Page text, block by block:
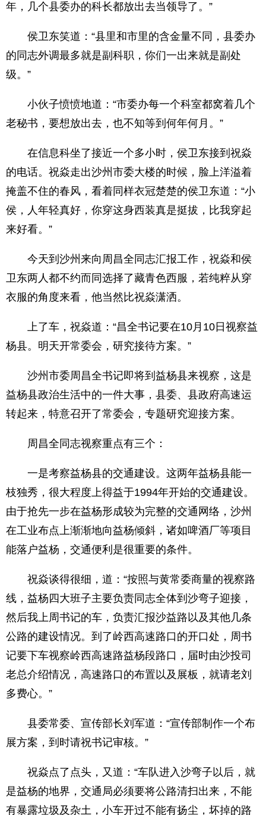
年，几个县委办的科长都放出去当领导了。”
侯卫东笑道：“县里和市里的含金量不同，县委办
的同志外调最多就是副科职，你们一出来就是副处
级。”
小伙子愤愤地道：“市委办每一个科室都窝着几个
老秘书，要想放出去，也不知等到何年何月。”
在信息科坐了接近一个多小时，侯卫东接到祝焱
的电话。祝焱走出沙州市委大楼的时候，脸上洋溢着
掩盖不住的春风，看着同样衣冠楚楚的侯卫东道：“小
侯，人年轻真好，你穿这身西装真是挺拔，比我穿起
来好看。”
今天到沙州来向周昌全同志汇报工作，祝焱和侯
卫东两人都不约而同选择了藏青色西服，若纯粹从穿
衣服的角度来看，他当然比祝焱潇洒。
上了车，祝焱道：“昌全书记要在10月10日视察益
杨县。明天开常委会，研究接待方案。”
沙州市委周昌全书记即将到益杨县来视察，这是
益杨县政治生活中的一件大事，县委、县政府高速运
转起来，特意召开了常委会，专题研究迎接方案。
周昌全同志视察重点有三个：
一是考察益杨县的交通建设。这两年益杨县能一
枝独秀，很大程度上得益于1994年开始的交通建设。
由于抢先一步在益杨形成较为完整的交通网络，沙州
在工业布点上渐渐地向益杨倾斜，诸如啤酒厂等项目
能落户益杨，交通便利是很重要的条件。
祝焱谈得很细，道：“按照与黄常委商量的视察路
线，益杨四大班子主要负责同志全体到沙弯子迎接，
然后我上周书记的车，负责汇报沙益路以及其他几条
公路的建设情况。到了岭西高速路口的开口处，周书
记要下车视察岭西高速路益杨段路口，届时由沙投司
老总介绍情况，高速路口的布置以及展板，就请老刘
多费心。”
县委常委、宣传部长刘军道：“宣传部制作一个布
展方案，到时请祝书记审核。”
祝焱点了点头，又道：“车队进入沙弯子以后，就
是益杨的地界，交通局必须要将公路清扫出来，不能
有暴露垃圾及杂土，小车开过不能有扬尘，坏掉的路